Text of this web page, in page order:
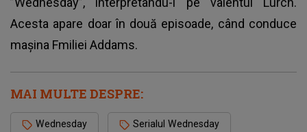
Acesta apare doar în două episoade, când conduce
mașina Fmiliei Addams.
MAI MULTE DESPRE:
Wednesday Serialul Wednesday